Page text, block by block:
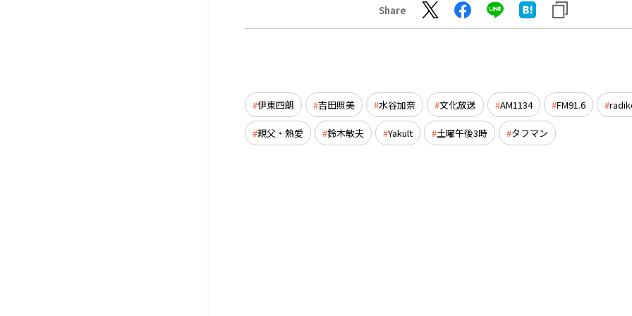
Share
伊東四朗 吉田照美 水谷加奈 文化放送 AM1134 FM91.6
親父・熱愛 鈴木敏夫 Yakult 土曜午後3時 タフマン